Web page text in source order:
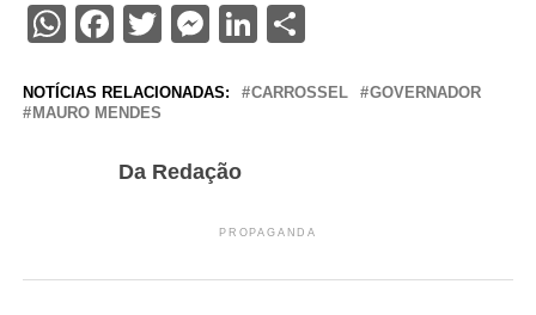
WhatsApp
Facebook
Twitter
Messenger
LinkedIn
Share
NOTÍCIAS RELACIONADAS: CARROSSEL
GOVERNADOR
MAURO MENDES
Da Redação
PROPAGANDA